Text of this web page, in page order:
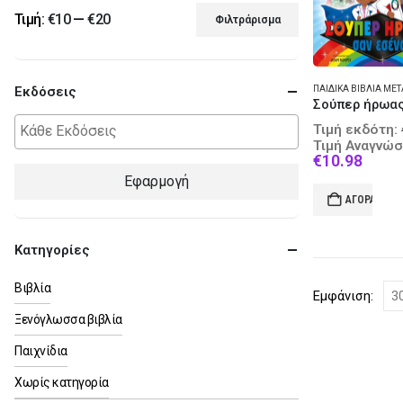
Τιμή εκδότη:
Τιμή
€10.98
is:
ΑΓΟΡΆ
Εμφάνιση:
Ελάχιστη
τιμή
Μέγιστη
τιμή
Φιλτράρισμα
Τιμή: €10—€20
Εκδόσεις
Εφαρμογή
Κατηγορίες
Βιβλία
Ξενόγλωσσα βιβλία
Παιχνίδια
Χωρίς κατηγορία